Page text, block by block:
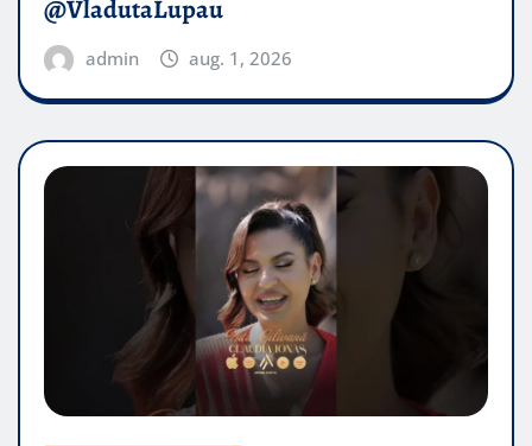
@VladutaLupau
admin aug. 1, 2026